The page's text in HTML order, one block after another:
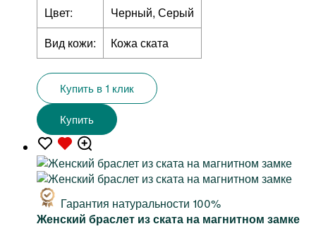
Цвет:
Черный, Серый
Вид кожи:
Кожа ската
Купить в 1 клик
Купить
Гарантия натуральности 100%
Женский браслет из ската на магнитном замке